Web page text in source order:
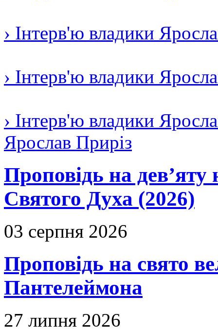
› Інтерв'ю владики
› Інтерв'ю владики
› Інтерв'ю владики
Ярослав Приріз
Проповідь на дев’яту
Святого Духа (2026)
03 серпня 2026
Проповідь на свято
Пантелеймона
27 липня 2026